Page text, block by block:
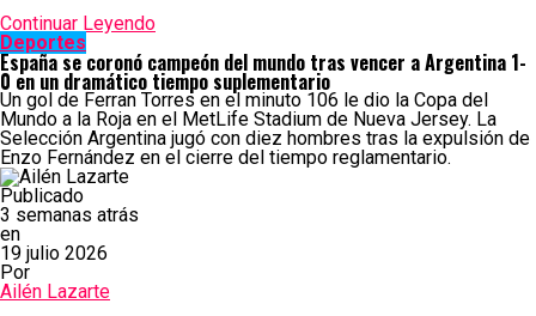
Continuar Leyendo
Deportes
España se coronó campeón del mundo tras vencer a Argentina 1-
0 en un dramático tiempo suplementario
Un gol de Ferran Torres en el minuto 106 le dio la Copa del
Mundo a la Roja en el MetLife Stadium de Nueva Jersey. La
Selección Argentina jugó con diez hombres tras la expulsión de
Enzo Fernández en el cierre del tiempo reglamentario.
Publicado
3 semanas atrás
en
19 julio 2026
Por
Ailén Lazarte